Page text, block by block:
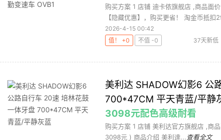
购买方案 1 店铺 迪卡侬旗舰店 ,商品面
【隐藏优惠】，购买更省！ 淘金币抵扣
2026-4-15 00:42
值！ +0
不值 -0 37天新低
美利达 SHADOW幻影6 公
700*47CM 平天青蓝/平静
3098元配色高级耐看
购买方案 1 店铺 美利达官方旗舰店 ,商
3098元 ) 商品介绍 美利達... 查看全文